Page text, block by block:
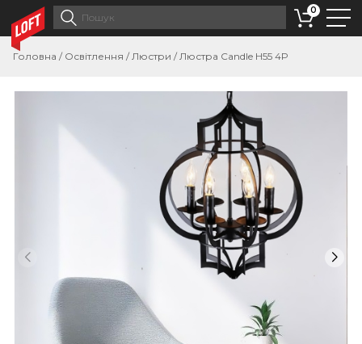
0
Головна / Освітлення /Люстри /Люстра Candle H55 4P